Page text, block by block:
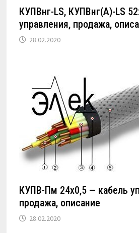
КУПВнг-LS, КУПВнг(А)-LS
управления, продажа,
28.02.2020
КУПВ-Пм 24х0,5 — кабель
продажа, описание
28.02.2020